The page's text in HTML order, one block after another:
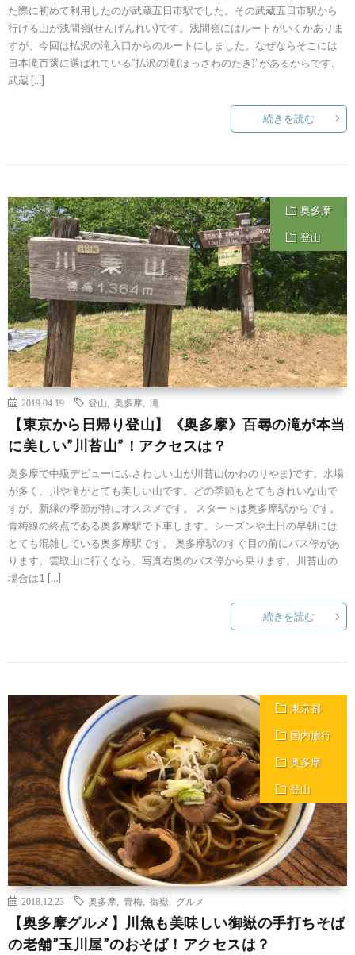
た際に初めて利用したのが武蔵五日市駅でした。その武蔵五日市駅から
行ける山が浅間嶺(せんげんれい)です。浅間嶺にはルートがいくかありま
すが、今回は払沢の滝入口からのルートにしました。なぜならそこには
日本滝百選に選ばれている”払沢の滝(ほっさわのたき)”があるからです。
武蔵 […]
続きを読む
奥多摩
登山
2019.04.19 登山 奥多摩 滝
【東京から日帰り登山】《奥多摩》百尋の滝が本当
に美しい”川苔山”！アクセスは？
奥多摩で中級デビューにふさわしい山が川苔山(かわのりやま)です。水場
が多く、川や滝がとても美しい山です。どの季節もとてもきれいな山で
すが、新緑の季節が特にオススメです。 スタートは奥多摩駅からです。
青梅線の終点である奥多摩駅で下車します。シーズンや土日の早朝には
とても混雑している奥多摩駅です。 奥多摩駅のすぐ目の前にバス停があ
ります。雲取山に行くなら、写真右奥のバス停から乗ります。川苔山の
場合は1 […]
続きを読む
東京都
国内旅行
奥多摩
登山
2018.12.23 奥多摩 青梅 御嶽 グルメ
【奥多摩グルメ】川魚も美味しい御嶽の手打ちそば
の老舗”玉川屋”のおそば！アクセスは？